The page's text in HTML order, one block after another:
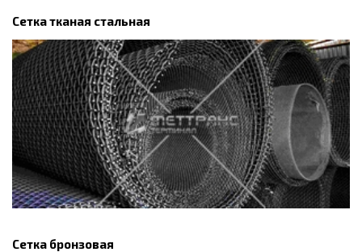
Сетка тканая стальная
Сетка бронзовая